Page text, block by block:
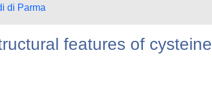
di Parma
features of cysteine